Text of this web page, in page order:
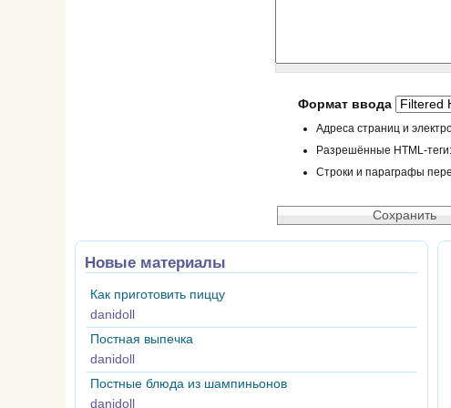
Формат ввода
Адреса страниц и
Разрешённые HTML-
Строки и параграфы
Новые материалы
Как приготовить пиццу
danidoll
Постная выпечка
danidoll
Постные блюда из шампиньонов
danidoll